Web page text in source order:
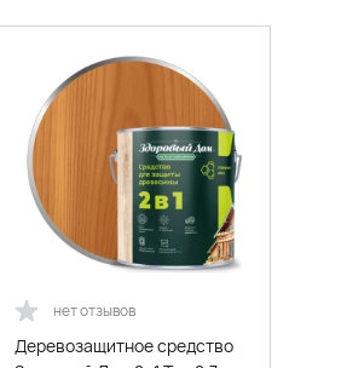
нет отзывов
Деревозащитное средство